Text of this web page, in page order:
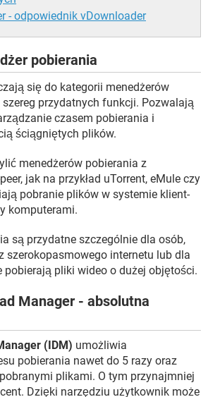
- odpowiednik vDownloader
pobierania
się do kategorii menedżerów
szereg przydatnych funkcji. Pozwalają
czasem pobierania i
ściągniętych plików.
menedżerów pobierania z
jak na przykład uTorrent, eMule czy
pobranie plików w systemie klient-
komputerami.
są przydatne szczególnie dla osób,
szerokopasmowego internetu lub dla
pobierają pliki wideo o dużej objętości.
Manager - absolutna
(IDM) umożliwia
pobierania nawet do 5 razy oraz
plikami. O tym przynajmniej
Dzięki narzędziu użytkownik może